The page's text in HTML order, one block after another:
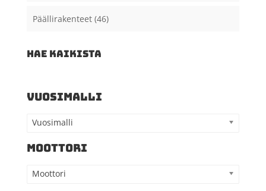
Päällirakenteet (46)
HAE KAIKISTA
VUOSIMALLI
Vuosimalli
MOOTTORI
Moottori